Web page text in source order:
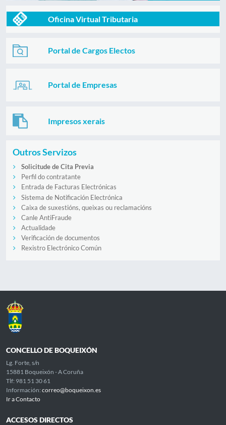
Oficina Virtual Tributaria
Portal de Cargos Electos
Portal de Empresas
Impresos xerais
Outros Servizos
Solicitude de Cita Previa
Perfil do contratante
Entrada de Facturas Electrónicas
Sistema de Notificación Electrónica
Caixa de suxestións, queixas ou reclamacións
Canle AntiFraude
Actualidade
Verificación de documentos
Rexistro Electrónico Común
CONCELLO DE BOQUEIXÓN
Lg. Forte, s/n
15881 Boqueixón - A Coruña
Tlf: 981 51 30 61
Información: correo@boqueixon.es
Ir a Contacto
ACCESOS DIRECTOS